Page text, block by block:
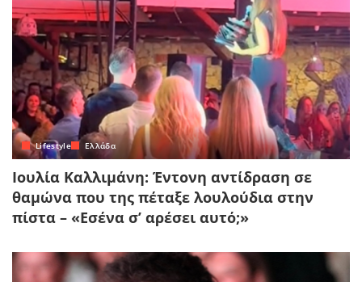
Lifestyle Ελλάδα
Ιουλία Καλλιμάνη: Έντονη αντίδραση σε
θαμώνα που της πέταξε λουλούδια στην
πίστα – «Εσένα σ’ αρέσει αυτό;»